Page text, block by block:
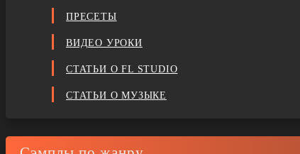
ПРЕСЕТЫ
ВИДЕО УРОКИ
СТАТЬИ О FL STUDIO
СТАТЬИ О МУЗЫКЕ